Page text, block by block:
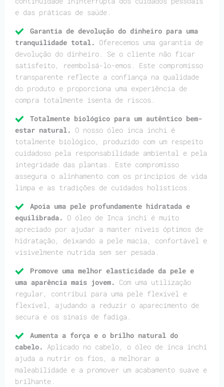
e das práticas de saúde.
Garantia de devolução do dinheiro para uma
tranquilidade total. Oferecemos uma garantia de
devolução do dinheiro. Se o cliente não ficar
satisfeito, reembolsá-lo-emos. Este compromisso
transparente reflecte a confiança na qualidade
do produto e proporciona uma experiência de
compra totalmente isenta de riscos.
Totalmente biológico para um autêntico bem-
estar natural. O nosso óleo inca inchi é
totalmente biológico, produzido com um respeito
cuidadoso pela responsabilidade ambiental e pela
integridade das plantas. Este compromisso
assegura o alinhamento com os princípios de vida
limpa e as tradições de cuidados holísticos.
Apoia uma pele profundamente hidratada e
equilibrada. O óleo de Inca inchi é muito
apreciado por ajudar a manter níveis óptimos de
hidratação, deixando a pele macia, confortável e
visivelmente nutrida sem ser pesada.
Promove uma melhor elasticidade da pele e
uma aparência mais jovem. Com uma utilização
regular, contribui para uma pele flexível e
flexível, ajudando a reduzir o aparecimento de
secura e os sinais de fadiga.
Aumenta a força e o brilho natural do
cabelo. Aplicado no cabelo, o óleo de inca inchi
ajuda a nutrir os fios, a melhorar a
maleabilidade e a promover um acabamento suave e
brilhante.